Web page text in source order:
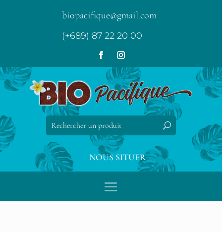
biopacifique@gmail.com
(+689) 87 22 20 00
NOUS SITUER